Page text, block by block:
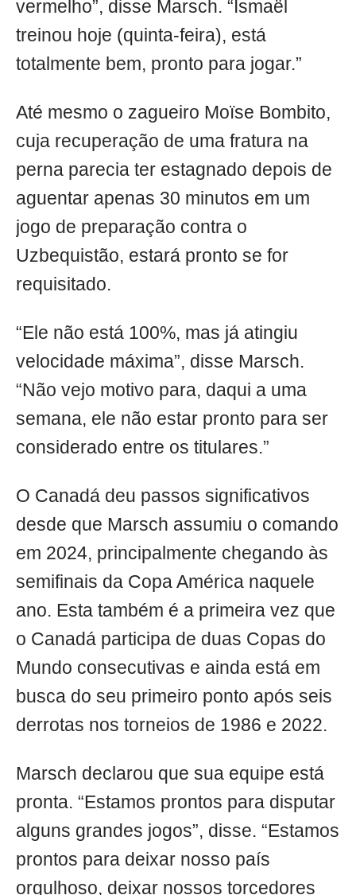
vermelho”, disse Marsch. “Ismaël
treinou hoje (quinta-feira), está
totalmente bem, pronto para jogar.”
Até mesmo o zagueiro Moïse Bombito,
cuja recuperação de uma fratura na
perna parecia ter estagnado depois de
aguentar apenas 30 minutos em um
jogo de preparação contra o
Uzbequistão, estará pronto se for
requisitado.
“Ele não está 100%, mas já atingiu
velocidade máxima”, disse Marsch.
“Não vejo motivo para, daqui a uma
semana, ele não estar pronto para ser
considerado entre os titulares.”
O Canadá deu passos significativos
desde que Marsch assumiu o comando
em 2024, principalmente chegando às
semifinais da Copa América naquele
ano. Esta também é a primeira vez que
o Canadá participa de duas Copas do
Mundo consecutivas e ainda está em
busca do seu primeiro ponto após seis
derrotas nos torneios de 1986 e 2022.
Marsch declarou que sua equipe está
pronta. “Estamos prontos para disputar
alguns grandes jogos”, disse. “Estamos
prontos para deixar nosso país
orgulhoso, deixar nossos torcedores